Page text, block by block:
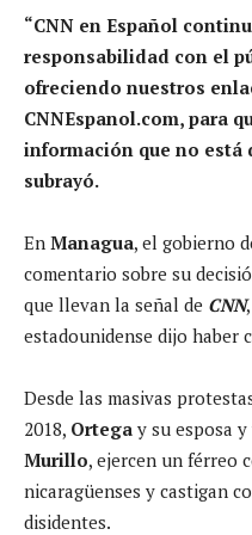
“CNN en Español
responsabilidad con el
ofreciendo nuestros
CNNEspanol.com, para
información que no está
subrayó.
En Managua, el gobierno
comentario sobre su
que llevan la señal de CNN
estadounidense dijo haber
Desde las masivas
2018, Ortega y su esposa
Murillo, ejercen un férreo
nicaragüenses y castigan
disidentes.